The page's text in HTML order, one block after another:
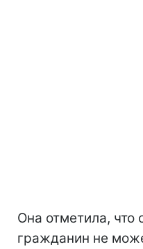
Она отметила, что
гражданин не